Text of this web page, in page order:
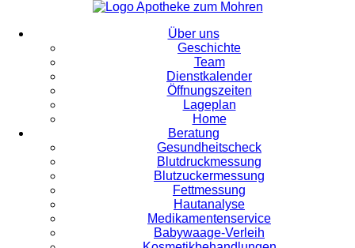
Über uns
Geschichte
Team
Dienstkalender
Öffnungszeiten
Lageplan
Home
Beratung
Gesundheitscheck
Blutdruckmessung
Blutzuckermessung
Fettmessung
Hautanalyse
Medikamentenservice
Babywaage-Verleih